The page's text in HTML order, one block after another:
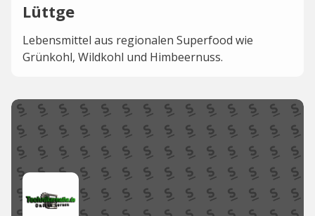
Lüttge
Lebensmittel aus regionalen Superfood wie
Grünkohl, Wildkohl und Himbeernuss.